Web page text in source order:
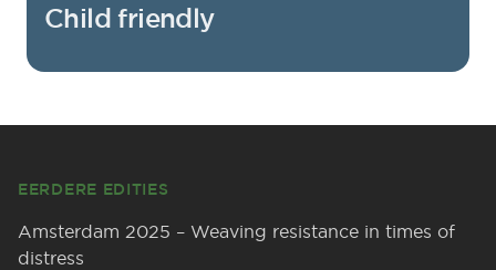
Child friendly
EERDERE EDITIES
Amsterdam 2025 – Weaving resistance in times of
distress